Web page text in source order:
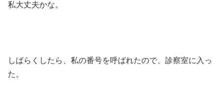
私大丈夫かな。
しばらくしたら、私の番号を呼ばれたので、診察室に入っ
た。